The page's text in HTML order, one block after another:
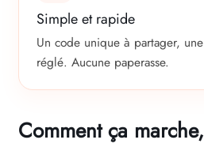
Simple et rapide
Un code unique à partager,
réglé. Aucune paperasse.
Comment ça